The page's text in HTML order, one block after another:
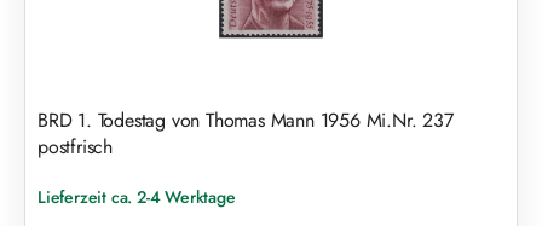
BRD 1. Todestag von Thomas Mann 1956 Mi.Nr. 237
postfrisch
Lieferzeit ca. 2-4 Werktage